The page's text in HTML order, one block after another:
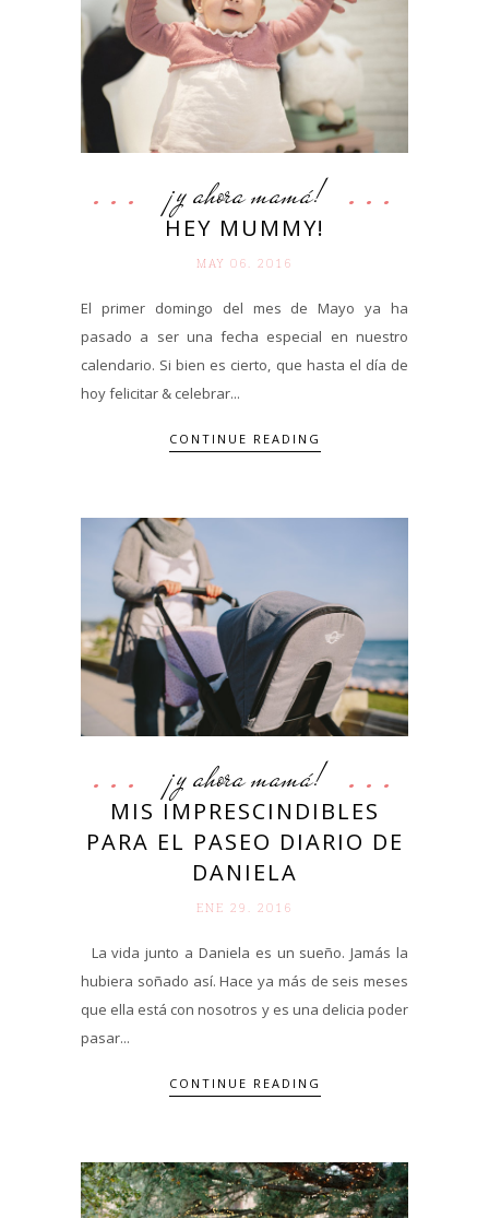
¡y ahora mamá!
HEY MUMMY!
MAY 06. 2016
El primer domingo del mes de Mayo ya ha
pasado a ser una fecha especial en nuestro
calendario. Si bien es cierto, que hasta el día de
hoy felicitar & celebrar...
CONTINUE READING
¡y ahora mamá!
MIS IMPRESCINDIBLES
PARA EL PASEO DIARIO DE
DANIELA
ENE 29. 2016
La vida junto a Daniela es un sueño. Jamás la
hubiera soñado así. Hace ya más de seis meses
que ella está con nosotros y es una delicia poder
pasar...
CONTINUE READING